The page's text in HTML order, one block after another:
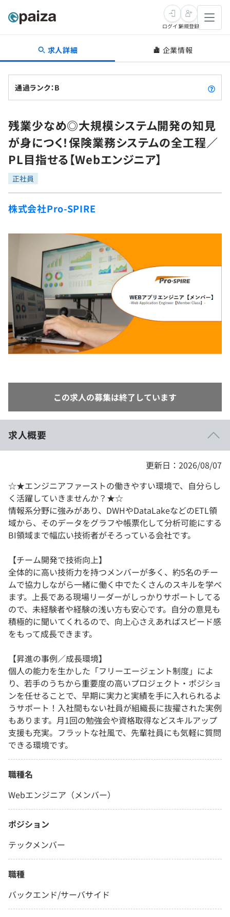
転職・キャリア
転職成功ガイド
転職エージェント
インタビュー
転職成功ガイド
新卒就活
求人検索
本選考
インターン
新卒エージェント
インタビュー
就活成功ガイド
学習
問題集
4択課題
リファレンス
プラン
個人向けプラン
法人向けプラン
プログラミング言語
再チャレンジ結果一覧
ゲーム・マンガ
paiza times
ログイン新規登録
求人詳細 企業情報
通過ランク：B
残業少なめ◎大規模システム開発の知見
が身につく！保険業務システムの全工程／
PL目指せる【Webエンジニア】
正社員
株式会社Pro-SPIRE
この求人の募集は終了しています
求人概要
更新日：2026/08/07
☆★エンジニアファーストの働きやすい環境で、自分らし
く活躍していきませんか？★☆
情報系分野に強みがあり、DWHやDataLakeなどのETL領
域から、そのデータをグラフや帳票化して分析可能にする
BI領域まで幅広い技術者がそろっている会社です。
【チーム開発で技術向上】
全体的に高い技術力を持つメンバーが多く、約5名のチー
ムで協力しながら一緒に働く中でたくさんのスキルを学べ
ます。上長である現場リーダーがしっかりサポートしてる
ので、未経験者や経験の浅い方も安心です。自分の意見も
積極的に聞いてくれるので、向上心さえあればスピード感
をもって成長できます。
【昇進の事例／成長環境】
個人の能力を生かした「フリーエージェント制度」によ
り、若手のうちから重要度の高いプロジェクト・ポジショ
ンを任せることで、早期に実力と実績を手に入れられるよ
うサポート！入社間もない社員が組織長に抜擢された実例
もあります。月1回の勉強会や資格取得などスキルアップ
支援も充実。フラットな社風で、先輩社員にも気軽に質問
できる環境です。
職種名
Webエンジニア（メンバー）
ポジション
テックメンバー
職種
バックエンド/サーバサイド